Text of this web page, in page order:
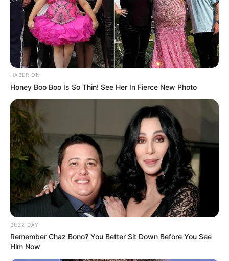
HABERION
Honey Boo Boo Is So Thin! See Her In Fierce New Photo
BUZZ DAY
Remember Chaz Bono? You Better Sit Down Before You See
Him Now